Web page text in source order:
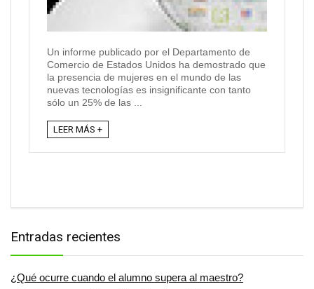
Un informe publicado por el Departamento de
Comercio de Estados Unidos ha demostrado que
la presencia de mujeres en el mundo de las
nuevas tecnologías es insignificante con tanto
sólo un 25% de las ...
LEER MÁS +
Entradas recientes
¿Qué ocurre cuando el alumno supera al maestro?